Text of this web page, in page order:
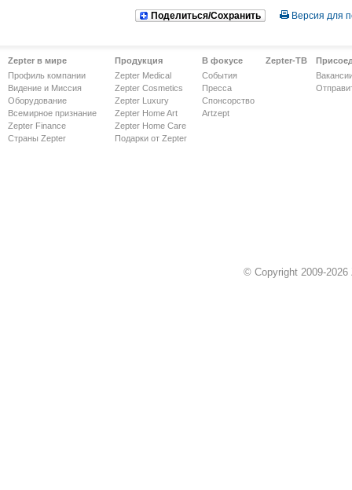
Поделиться/Сохранить Версия для
Zepter в мире
Профиль компании
Видение и Миссия
Оборудование
Всемирное признание
Zepter Finance
Страны Zepter
Продукция
Zepter Medical
Zepter Cosmetics
Zepter Luxury
Zepter Home Art
Zepter Home Care
Подарки от Zepter
В фокусе
События
Пресса
Спонсорство
Artzept
Zepter-ТВ
© Copyright 2009-